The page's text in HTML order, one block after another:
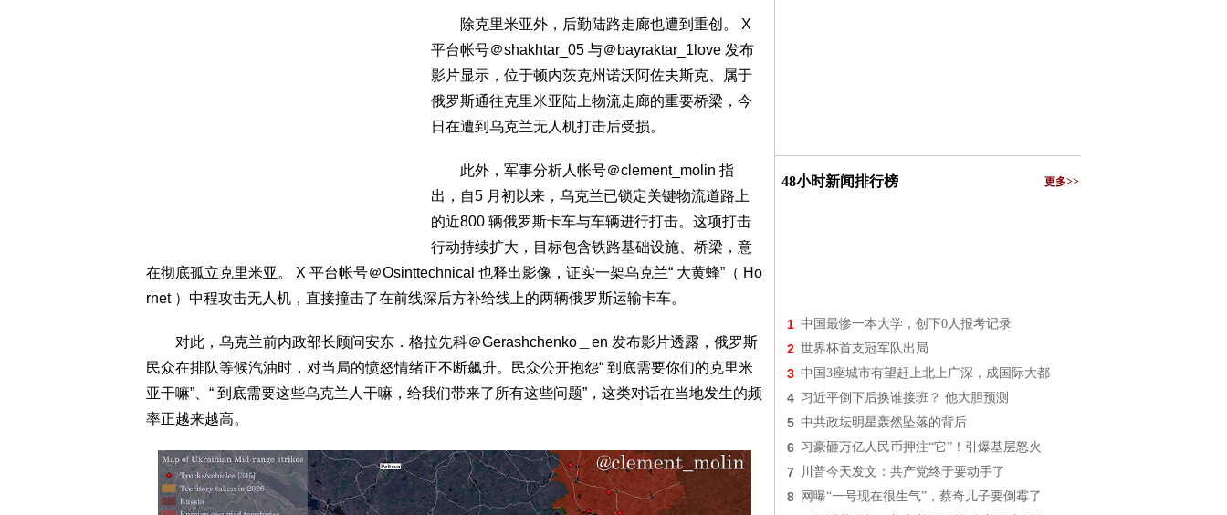
除克里米亚外，后勤陆路走廊也遭到重创。 X
平台帐号＠shakhtar_05 与＠bayraktar_1love 发布
影片显示，位于顿内茨克州诺沃阿佐夫斯克、属于
俄罗斯通往克里米亚陆上物流走廊的重要桥梁，今
日在遭到乌克兰无人机打击后受损。
此外，军事分析人帐号＠clement_molin 指
出，自5 月初以来，乌克兰已锁定关键物流道路上
的近800 辆俄罗斯卡车与车辆进行打击。这项打击
行动持续扩大，目标包含铁路基础设施、桥梁，意
在彻底孤立克里米亚。 X 平台帐号＠Osinttechnical 也释出影像，证实一架乌克兰“ 大黄蜂”（ Ho
rnet ）中程攻击无人机，直接撞击了在前线深后方补给线上的两辆俄罗斯运输卡车。
对此，乌克兰前内政部长顾问安东．格拉先科＠Gerashchenko＿en 发布影片透露，俄罗斯
民众在排队等候汽油时，对当局的愤怒情绪正不断飙升。民众公开抱怨“ 到底需要你们的克里米
亚干嘛”、“ 到底需要这些乌克兰人干嘛，给我们带来了所有这些问题”，这类对话在当地发生的频
率正越来越高。
48小时新闻排行榜 更多>>
1 中国最惨一本大学，创下0人报考记录
2 世界杯首支冠军队出局
3 中国3座城市有望赶上北上广深，成国际大都
4 习近平倒下后换谁接班？ 他大胆预测
5 中共政坛明星轰然坠落的背后
6 习豪砸万亿人民币押注“它”！引爆基层怒火
7 川普今天发文：共产党终于要动手了
8 网曝“一号现在很生气”，蔡奇儿子要倒霉了